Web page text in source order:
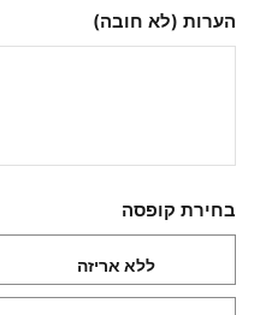
הערות (לא חובה)
בחירת קופסה
ללא אריזה